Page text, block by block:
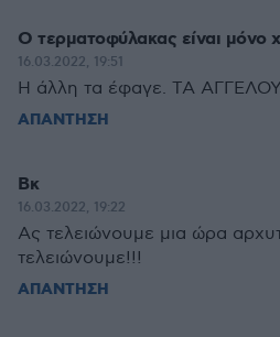
Ο τερματοφύλακας είναι μόνο
16.03.2022, 19:51
Η άλλη τα έφαγε. ΤΑ
ΑΠΑΝΤΗΣΗ
Βκ
16.03.2022, 19:22
Ας τελειώνουμε μια ώρα
τελειώνουμε!!!
ΑΠΑΝΤΗΣΗ